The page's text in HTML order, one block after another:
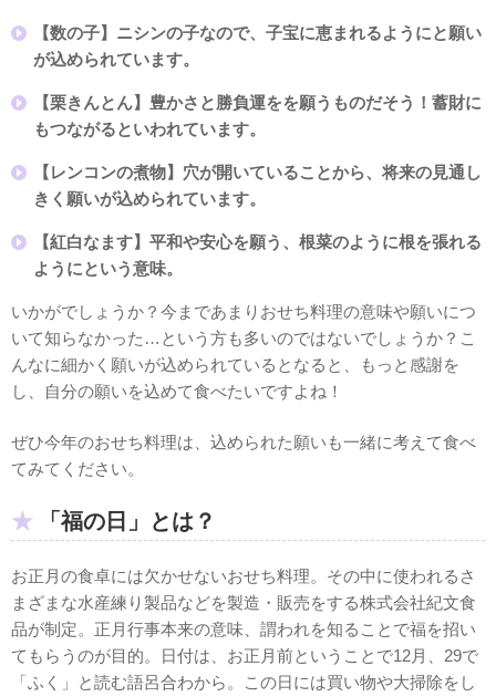
【数の子】ニシンの子なので、子宝に恵まれるようにと願い
が込められています。
【栗きんとん】豊かさと勝負運をを願うものだそう！蓄財に
もつながるといわれています。
【レンコンの煮物】穴が開いていることから、将来の見通し
きく願いが込められています。
【紅白なます】平和や安心を願う、根菜のように根を張れる
ようにという意味。
いかがでしょうか？今まであまりおせち料理の意味や願いにつ
いて知らなかった…という方も多いのではないでしょうか？こ
んなに細かく願いが込められているとなると、もっと感謝を
し、自分の願いを込めて食べたいですよね！
ぜひ今年のおせち料理は、込められた願いも一緒に考えて食べ
てみてください。
「福の日」とは？
お正月の食卓には欠かせないおせち料理。その中に使われるさ
まざまな水産練り製品などを製造・販売をする株式会社紀文食
品が制定。正月行事本来の意味、謂われを知ることで福を招い
てもらうのが目的。日付は、お正月前ということで12月、29で
「ふく」と読む語呂合わから。この日には買い物や大掃除をし